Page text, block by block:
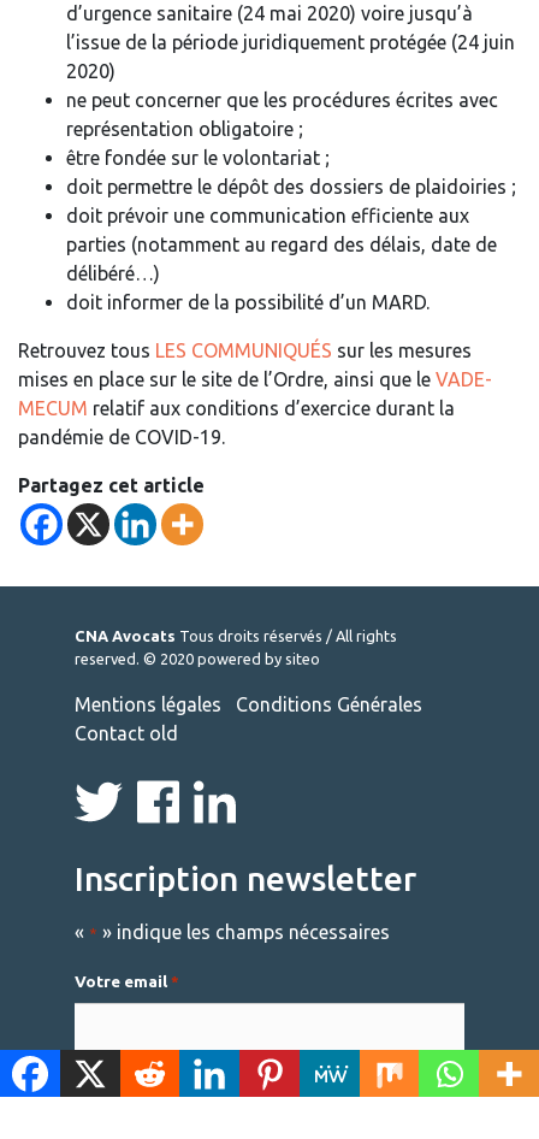
d’urgence sanitaire (24 mai 2020) voire jusqu’à
l’issue de la période juridiquement protégée (24 juin
2020)
ne peut concerner que les procédures écrites avec
représentation obligatoire ;
être fondée sur le volontariat ;
doit permettre le dépôt des dossiers de plaidoiries ;
doit prévoir une communication efficiente aux
parties (notamment au regard des délais, date de
délibéré…)
doit informer de la possibilité d’un MARD.
Retrouvez tous LES COMMUNIQUÉS sur les mesures
mises en place sur le site de l’Ordre, ainsi que le VADE-
MECUM relatif aux conditions d’exercice durant la
pandémie de COVID-19.
Partagez cet article
CNA Avocats Tous droits réservés / All rights
reserved. © 2020 powered by siteo
Mentions légales
Conditions Générales
Contact old
Inscription newsletter
« * » indique les champs nécessaires
Votre email *
Politique de confidentialité et cookies